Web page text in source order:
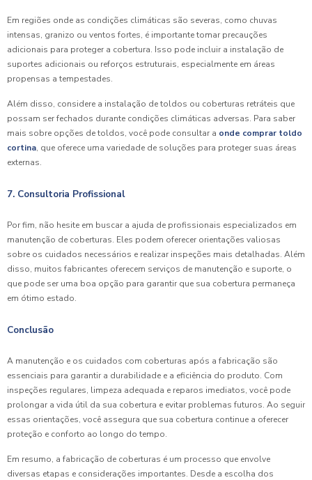
Em regiões onde as condições climáticas são severas, como chuvas
intensas, granizo ou ventos fortes, é importante tomar precauções
adicionais para proteger a cobertura. Isso pode incluir a instalação de
suportes adicionais ou reforços estruturais, especialmente em áreas
propensas a tempestades.
Além disso, considere a instalação de toldos ou coberturas retráteis que
possam ser fechados durante condições climáticas adversas. Para saber
mais sobre opções de toldos, você pode consultar a onde comprar toldo
cortina, que oferece uma variedade de soluções para proteger suas áreas
externas.
7. Consultoria Profissional
Por fim, não hesite em buscar a ajuda de profissionais especializados em
manutenção de coberturas. Eles podem oferecer orientações valiosas
sobre os cuidados necessários e realizar inspeções mais detalhadas. Além
disso, muitos fabricantes oferecem serviços de manutenção e suporte, o
que pode ser uma boa opção para garantir que sua cobertura permaneça
em ótimo estado.
Conclusão
A manutenção e os cuidados com coberturas após a fabricação são
essenciais para garantir a durabilidade e a eficiência do produto. Com
inspeções regulares, limpeza adequada e reparos imediatos, você pode
prolongar a vida útil da sua cobertura e evitar problemas futuros. Ao seguir
essas orientações, você assegura que sua cobertura continue a oferecer
proteção e conforto ao longo do tempo.
Em resumo, a fabricação de coberturas é um processo que envolve
diversas etapas e considerações importantes. Desde a escolha dos